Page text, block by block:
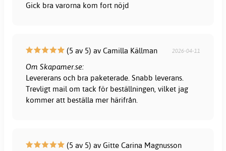
Gick bra varorna kom fort nöjd
(5 av 5) av Camilla Källman 2026-04-11
Om Skapamer.se:
Levererans och bra paketerade. Snabb leverans.
Trevligt mail om tack för beställningen, vilket jag
kommer att beställa mer härifrån.
(5 av 5) av Gitte Carina Magnusson